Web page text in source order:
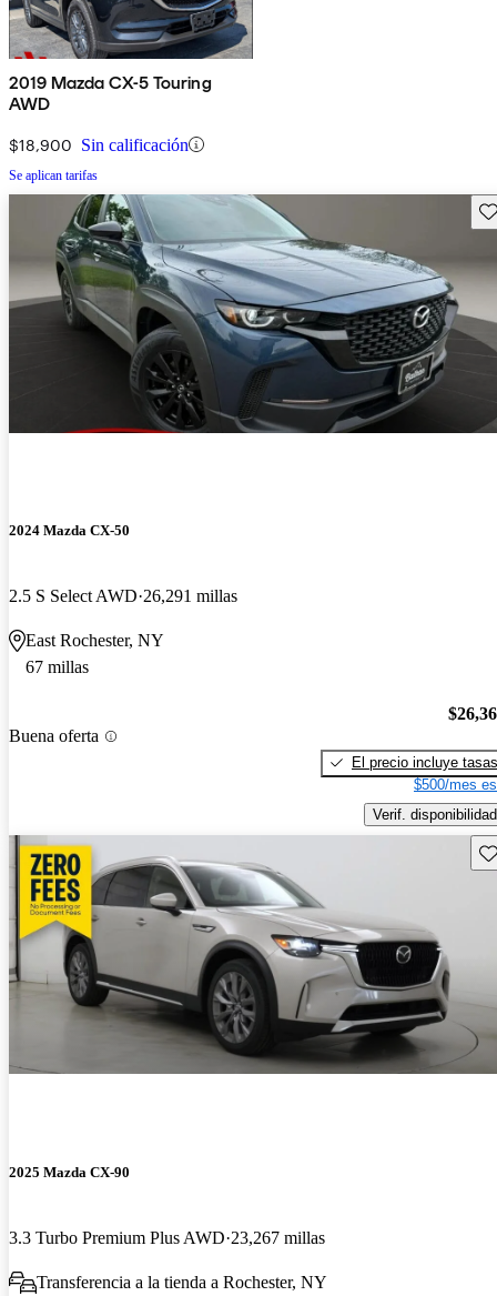
2019 Mazda CX-5 Touring
AWD
$18,900 Sin calificación
Se aplican tarifas
2024 Mazda CX-50
2.5 S Select AWD 26,291 millas
East Rochester, NY
67 millas
Buena oferta
El precio incluye tasas
$500/mes
Verif. disponibilidad
2025 Mazda CX-90
3.3 Turbo Premium Plus AWD 23,267 millas
Transferencia a la tienda a Rochester, NY